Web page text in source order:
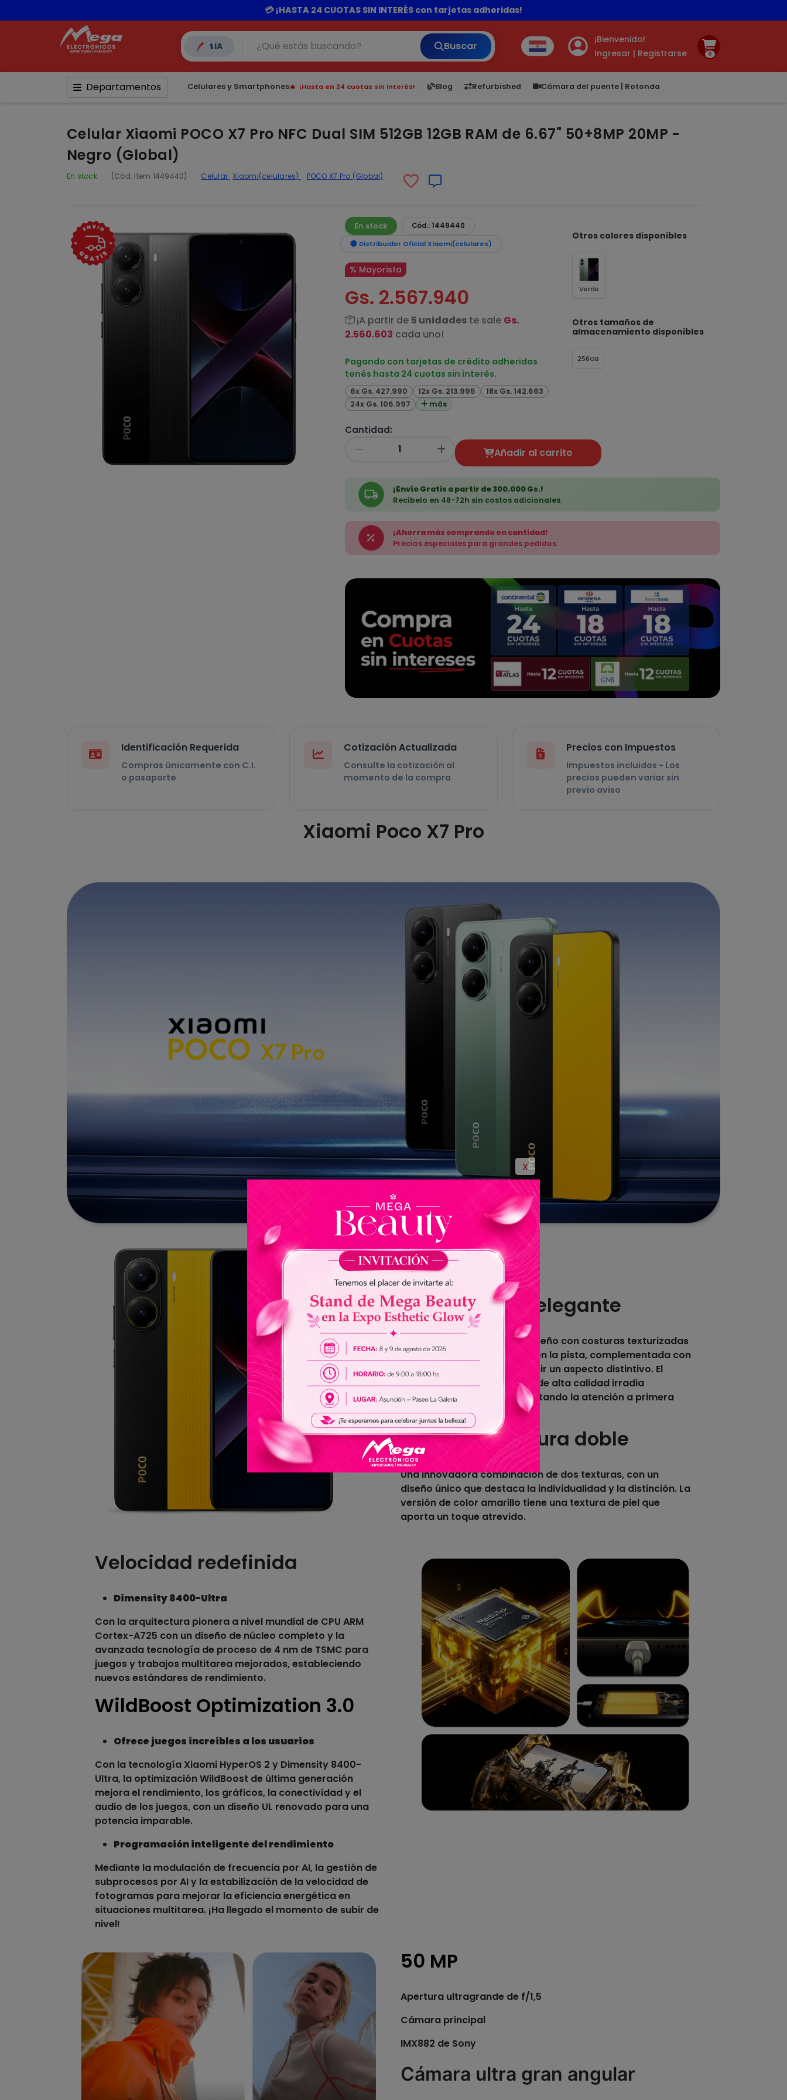
📦 Comprando por 300.000 o más el delivery te sale totalmente gratis ✨ 🚚
💳 ¡HASTA 24 CUOTAS SIN INTERÉS con tarjetas adheridas!
IA
Buscar
¡Bienvenido!
Ingresar | Registrarse
0
Departamentos Celulares y Smartphones
Envíos rápidos a todo Paraguay.
Blog Refurbished Cámara del puente | Rotonda
6,050 5.23 1,900 1.00
Celular Xiaomi POCO X7 Pro NFC Dual SIM 512GB 12GB RAM de 6.67" 50+8MP 20MP -
Negro (Global)
En stock (Cód. Item 1449440) Celular Xiaomi(celulares) POCO X7 Pro (Global)
En stock
Cód.: 1449440
Distribuidor Oficial Xiaomi(celulares)
% Mayorista
Gs. 2.567.940
¡A partir de 5 unidades te sale Gs.
2.560.603 cada uno!
Pagando con tarjetas de crédito adheridas
tenés hasta 24 cuotas sin interés.
6x Gs. 427.990 12x Gs. 213.995
18x Gs. 142.663
24x Gs. 106.997
más
Otros colores disponibles
Verde
Otros tamaños de
almacenamiento disponibles
256GB
Cantidad:
Añadir al carrito
¡Envío Gratis a partir de 300.000 Gs.!
Recíbelo en 48-72h sin costos adicionales.
¡Ahorra más comprando en cantidad!
Precios especiales para grandes pedidos.
Identificación Requerida
Compras únicamente con C.I.
o pasaporte
Cotización Actualizada
Consulte la cotización al
momento de la compra
Precios con Impuestos
Impuestos incluidos - Los
precios pueden variar sin
previo aviso
Xiaomi Poco X7 Pro
Xiaomi Poco X7 Pro
Nuevo diseño elegante
Con un nuevo enfoque de diseño con costuras texturizadas
y una decoración inspirada en la pista, complementada con
curvas suaves para conseguir un aspecto distintivo. El
diseño de doble anillo turbo de alta calidad irradia
rendimiento y atractivo, captando la atención a primera
vista.
Diseño de textura doble
Una innovadora combinación de dos texturas, con un
diseño único que destaca la individualidad y la distinción. La
versión de color amarillo tiene una textura de piel que
aporta un toque atrevido.
Velocidad redefinida
Dimensity 8400-Ultra
Con la arquitectura pionera a nivel mundial de CPU ARM
Cortex-A725 con un diseño de núcleo completo y la
avanzada tecnología de proceso de 4 nm de TSMC para
juegos y trabajos multitarea mejorados, estableciendo
nuevos estándares de rendimiento.
WildBoost Optimization 3.0
Ofrece juegos increíbles a los usuarios
Con la tecnología Xiaomi HyperOS 2 y Dimensity 8400-
Ultra, la optimización WildBoost de última generación
mejora el rendimiento, los gráficos, la conectividad y el
audio de los juegos, con un diseño UL renovado para una
potencia imparable.
Programación inteligente del rendimiento
Mediante la modulación de frecuencia por AI, la gestión de
subprocesos por AI y la estabilización de la velocidad de
fotogramas para mejorar la eficiencia energética en
situaciones multitarea. ¡Ha llegado el momento de subir de
nivel!
50 MP
Apertura ultragrande de f/1,5
Cámara principal
IMX882 de Sony
Cámara ultra gran angular
X